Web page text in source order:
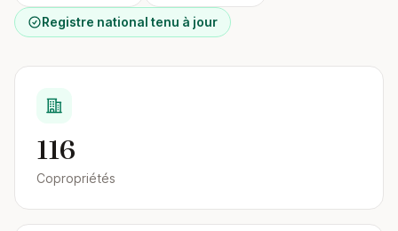
Registre national tenu à jour
116
Copropriétés